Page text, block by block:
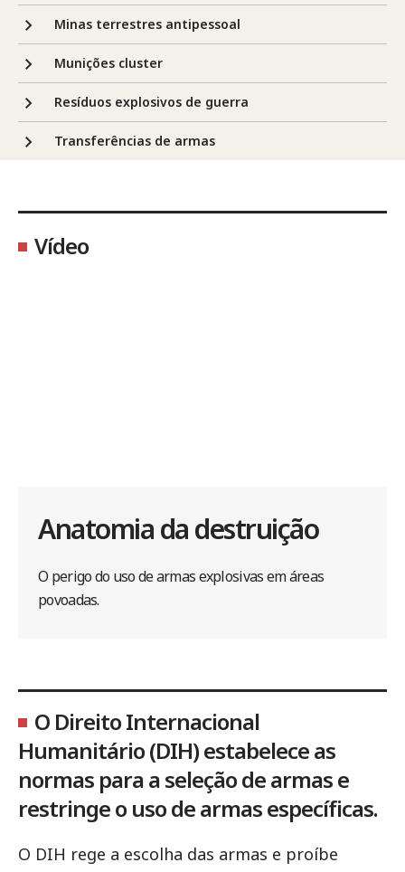
Minas terrestres antipessoal
Munições cluster
Resíduos explosivos de guerra
Transferências de armas
Vídeo
Anatomia da destruição
O perigo do uso de armas explosivas em áreas
povoadas.
O Direito Internacional
Humanitário (DIH) estabelece as
normas para a seleção de armas e
restringe o uso de armas específicas.
O DIH rege a escolha das armas e proíbe